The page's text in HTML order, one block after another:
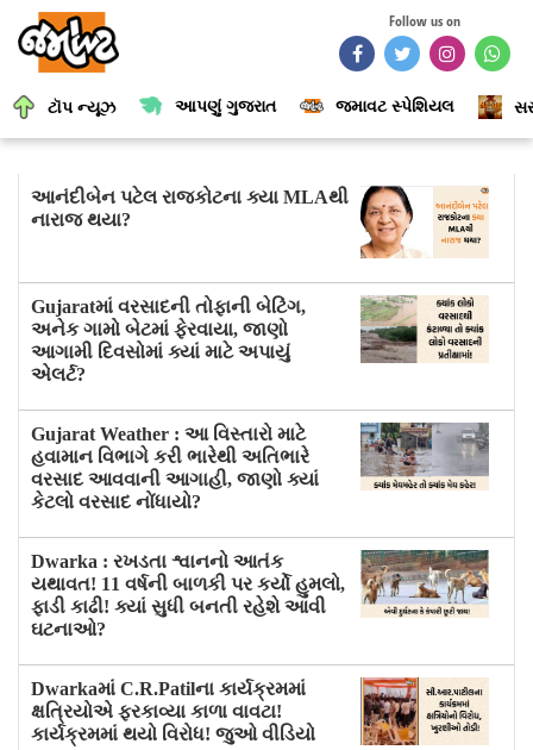
Follow us on
ટૉપ ન્યૂઝ આપણું ગુજરાત જમાવટ સ્પેશિયલ
આનંદીબેન પટેલ રાજકોટના ક્યા MLAથી
નારાજ થયા?
Gujaratમાં વરસાદની તોફાની બેટિંગ,
અનેક ગામો બેટમાં ફેરવાયા, જાણો
આગામી દિવસોમાં ક્યાં માટે અપાયું
એલર્ટ?
Gujarat Weather : આ વિસ્તારો માટે
હવામાન વિભાગે કરી ભારેથી અતિભારે
વરસાદ આવવાની આગાહી, જાણો ક્યાં
કેટલો વરસાદ નોંધાયો?
Dwarka : રખડતા શ્વાનનો આતંક
યથાવત! 11 વર્ષની બાળકી પર કર્યો હુમલો,
ફાડી કાઢી! ક્યાં સુધી બનતી રહેશે આવી
ઘટનાઓ?
Dwarkaમાં C.R.Patilના કાર્યક્રમમાં
ક્ષત્રિયોએ ફરકાવ્યા કાળા વાવટા!
કાર્યક્રમમાં થયો વિરોધ! જુઓ વીડિયો